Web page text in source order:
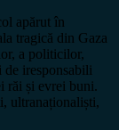
apărut în
tragică din Gaza
a politicilor,
iresponsabili
răi și evrei buni.
ultranaționaliști,